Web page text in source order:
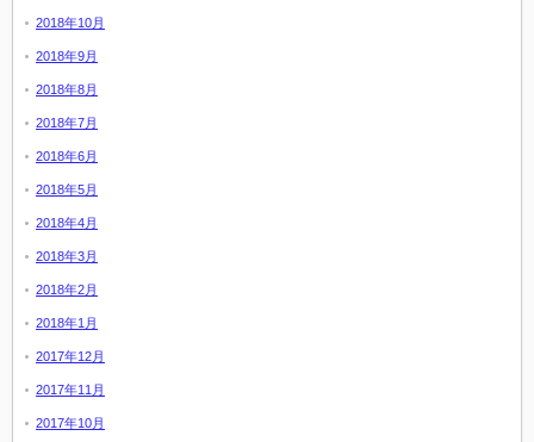
2018年10月
2018年9月
2018年8月
2018年7月
2018年6月
2018年5月
2018年4月
2018年3月
2018年2月
2018年1月
2017年12月
2017年11月
2017年10月